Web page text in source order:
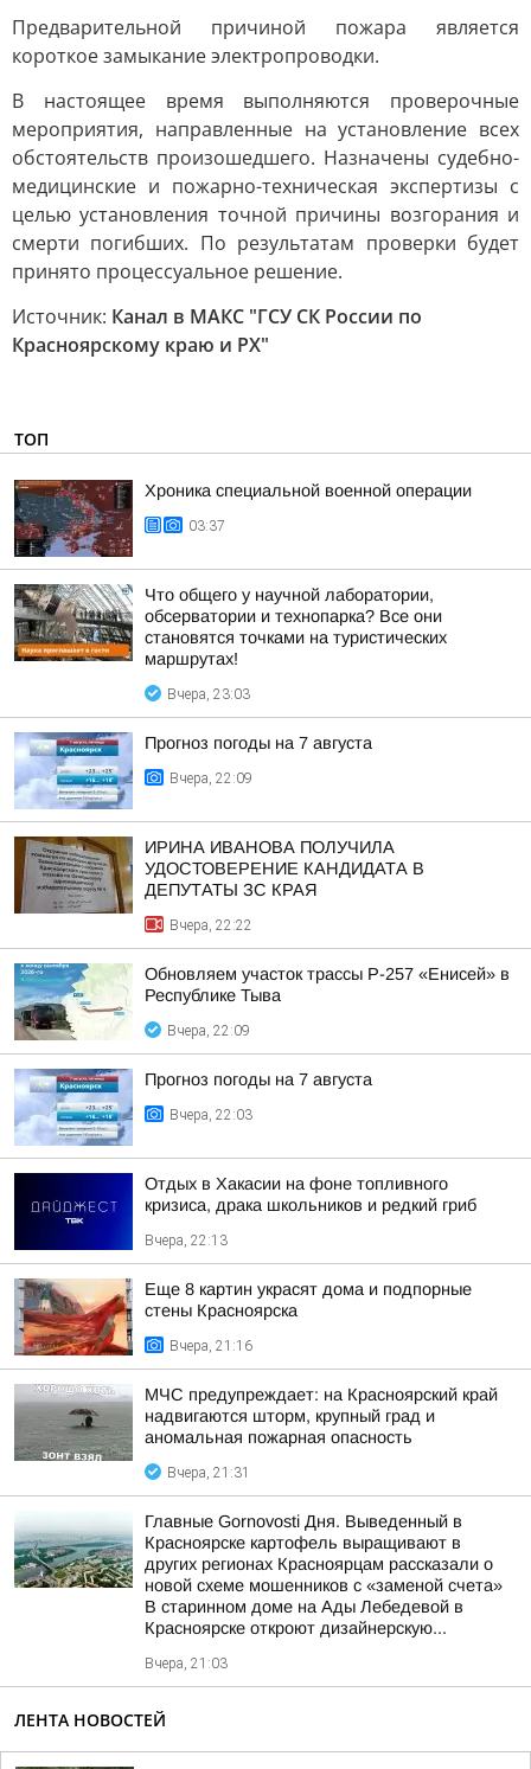
Предварительной причиной пожара является
короткое замыкание электропроводки.
В настоящее время выполняются проверочные
мероприятия, направленные на установление всех
обстоятельств произошедшего. Назначены судебно-
медицинские и пожарно-техническая экспертизы с
целью установления точной причины возгорания и
смерти погибших. По результатам проверки будет
принято процессуальное решение.
Источник: Канал в МАКС "ГСУ СК России по
Красноярскому краю и РХ"
ТОП
Хроника специальной военной операции
03:37
Что общего у научной лаборатории,
обсерватории и технопарка? Все они
становятся точками на туристических
маршрутах!
Вчера, 23:03
Прогноз погоды на 7 августа
Вчера, 22:09
ИРИНА ИВАНОВА ПОЛУЧИЛА
УДОСТОВЕРЕНИЕ КАНДИДАТА В
ДЕПУТАТЫ ЗС КРАЯ
Вчера, 22:22
Обновляем участок трассы Р-257 «Енисей» в
Республике Тыва
Вчера, 22:09
Прогноз погоды на 7 августа
Вчера, 22:03
Отдых в Хакасии на фоне топливного
кризиса, драка школьников и редкий гриб
Вчера, 22:13
Еще 8 картин украсят дома и подпорные
стены Красноярска
Вчера, 21:16
МЧС предупреждает: на Красноярский край
надвигаются шторм, крупный град и
аномальная пожарная опасность
Вчера, 21:31
Главные Gornovosti Дня. Выведенный в
Красноярске картофель выращивают в
других регионах Красноярцам рассказали о
новой схеме мошенников с «заменой счета»
В старинном доме на Ады Лебедевой в
Красноярске откроют дизайнерскую...
Вчера, 21:03
ЛЕНТА НОВОСТЕЙ